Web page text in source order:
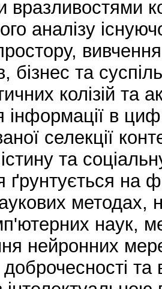
вразливостями
аналізу
бізнес та
колізій та
інформації в
селекції
та
ґрунтується на
методах,
наук,
нейронних
доброчесності